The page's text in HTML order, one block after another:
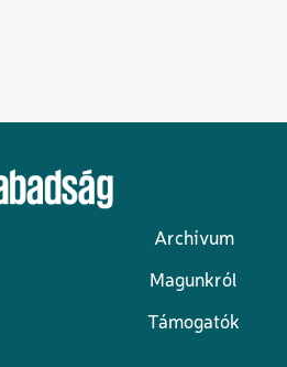
Archívum
Magunkról
Támogatók